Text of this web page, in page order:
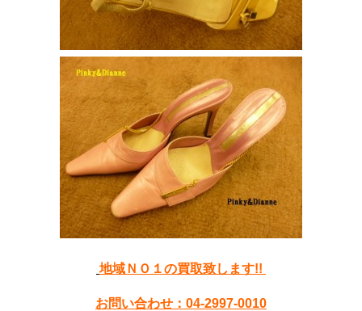
地域ＮＯ１の買取致します!!
お問い合わせ：04-2997-0010